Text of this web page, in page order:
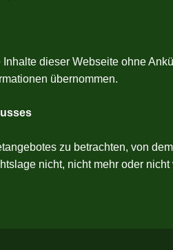
dieser Webseite ohne
übernommen.
zu betrachten, von
nicht, nicht mehr oder